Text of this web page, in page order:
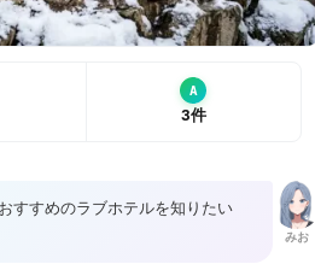
A
3件
みお
すすめのラブホテルを知りたい